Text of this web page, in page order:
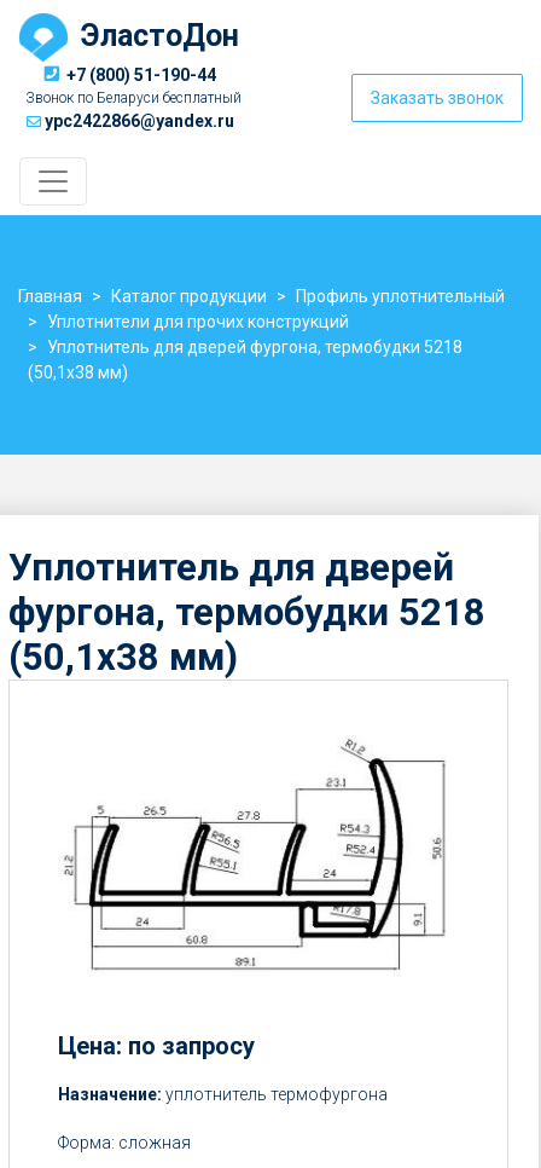
ЭластоДон
+7 (800) 51-190-44
Звонок по Беларуси бесплатный
ypc2422866@yandex.ru
Заказать звонок
Главная Каталог продукции
Профиль уплотнительный
Уплотнители для прочих конструкций
Уплотнитель для дверей фургона, термобудки 5218
(50,1х38 мм)
Уплотнитель для дверей
фургона, термобудки 5218
(50,1х38 мм)
Цена: по запросу
Цена:
5
Назначение: уплотнитель термофургона
Форма: сложная